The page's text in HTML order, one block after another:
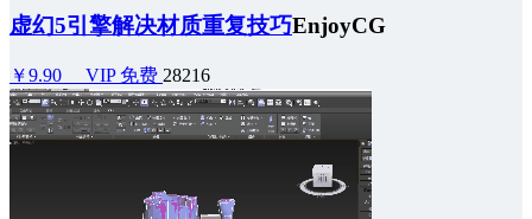
虚幻5引擎解决材质重复技巧EnjoyCG
￥9.90 VIP 免费 28216